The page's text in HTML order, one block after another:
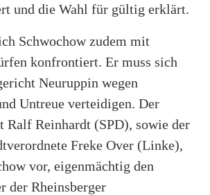
und die Wahl für gültig erklärt.
Schwochow zudem mit
konfrontiert. Er muss sich
Neuruppin wegen
Untreue verteidigen. Der
Ralf Reinhardt (SPD), sowie der
Freke Over (Linke),
vor, eigenmächtig den
der Rheinsberger